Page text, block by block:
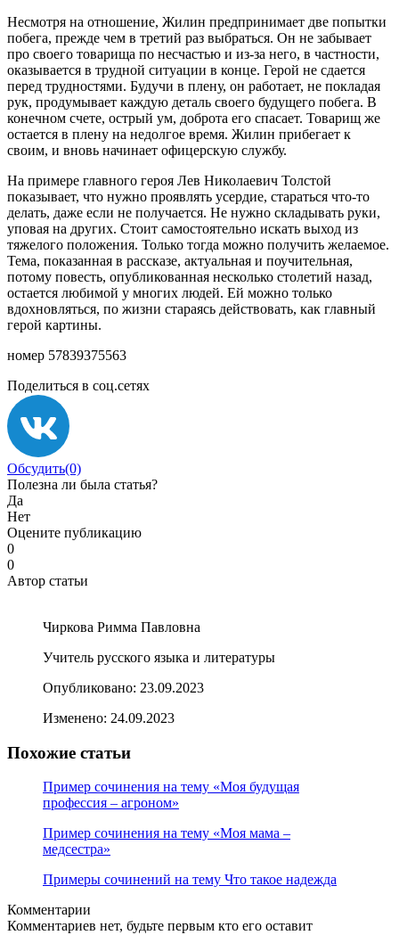
Несмотря на отношение, Жилин предпринимает две попытки
побега, прежде чем в третий раз выбраться. Он не забывает
про своего товарища по несчастью и из-за него, в частности,
оказывается в трудной ситуации в конце. Герой не сдается
перед трудностями. Будучи в плену, он работает, не покладая
рук, продумывает каждую деталь своего будущего побега. В
конечном счете, острый ум, доброта его спасает. Товарищ же
остается в плену на недолгое время. Жилин прибегает к
своим, и вновь начинает офицерскую службу.
На примере главного героя Лев Николаевич Толстой
показывает, что нужно проявлять усердие, стараться что-то
делать, даже если не получается. Не нужно складывать руки,
уповая на других. Стоит самостоятельно искать выход из
тяжелого положения. Только тогда можно получить желаемое.
Тема, показанная в рассказе, актуальная и поучительная,
потому повесть, опубликованная несколько столетий назад,
остается любимой у многих людей. Ей можно только
вдохновляться, по жизни стараясь действовать, как главный
герой картины.
номер 57839375563
Поделиться в соц.сетях
Обсудить(0)
Полезна ли была статья?
Да
Нет
Оцените публикацию
0
0
Автор статьи
Чиркова Римма Павловна
Учитель русского языка и литературы
Опубликовано: 23.09.2023
Изменено: 24.09.2023
Похожие статьи
Пример сочинения на тему «Моя будущая
профессия – агроном»
Пример сочинения на тему «Моя мама –
медсестра»
Примеры сочинений на тему Что такое надежда
Комментарии
Комментариев нет, будьте первым кто его оставит